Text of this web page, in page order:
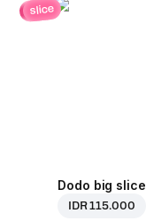
slice
Dodo big slice
IDR 115.000